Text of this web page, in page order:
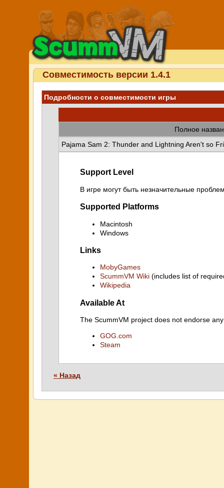
Совместимость версии 1.4.1
Подробности о совместимости игры
Полное
Pajama Sam 2: Thunder and Lightning Aren't so
Support Level
В игре могут быть незначительные
Supported Platforms
Macintosh
Windows
Links
MobyGames
ScummVM Wiki (includes list of
Wikipedia
Available At
The ScummVM project does not endorse
GOG.com
Steam
« Назад